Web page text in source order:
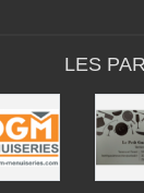
LES